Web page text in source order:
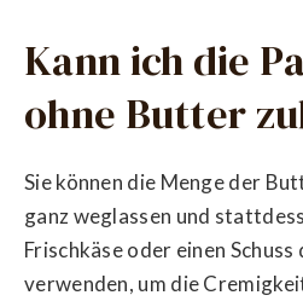
Kann ich die
ohne Butter
Sie können die Menge der
ganz weglassen und
Frischkäse oder einen Schuss
verwenden, um die